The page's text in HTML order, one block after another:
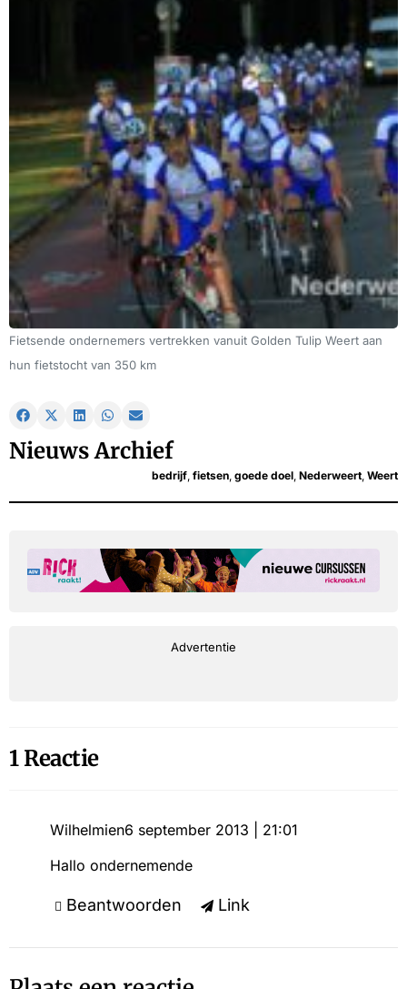
Fietsende ondernemers vertrekken vanuit Golden Tulip Weert aan
hun fietstocht van 350 km
Nieuws Archief
bedrijf, fietsen, goede doel, Nederweert, Weert
Advertentie
1 Reactie
Wilhelmien6 september 2013 | 21:01
Hallo ondernemende
Beantwoorden Link